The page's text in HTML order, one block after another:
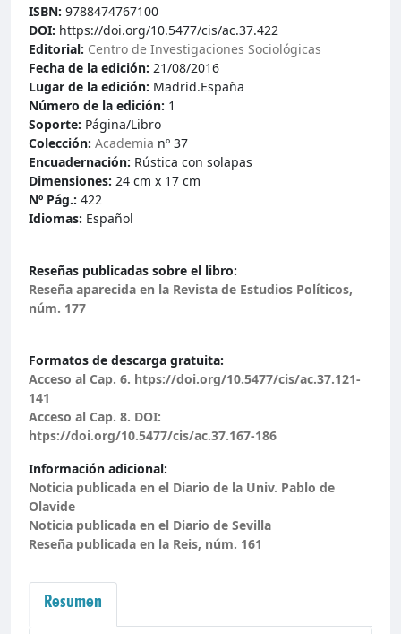
ISBN: 9788474767100
DOI: https://doi.org/10.5477/cis/ac.37.422
Editorial: Centro de Investigaciones Sociológicas
Fecha de la edición: 21/08/2016
Lugar de la edición: Madrid.España
Número de la edición: 1
Soporte: Página/Libro
Colección: Academia nº 37
Encuadernación: Rústica con solapas
Dimensiones: 24 cm x 17 cm
Nº Pág.: 422
Idiomas: Español
Reseñas publicadas sobre el libro:
Reseña aparecida en la Revista de Estudios Políticos,
núm. 177
Formatos de descarga gratuita:
Acceso al Cap. 6. htps://doi.org/10.5477/cis/ac.37.121-
141
Acceso al Cap. 8. DOI:
htps://doi.org/10.5477/cis/ac.37.167-186
Información adicional:
Noticia publicada en el Diario de la Univ. Pablo de
Olavide
Noticia publicada en el Diario de Sevilla
Reseña publicada en la Reis, núm. 161
Resumen